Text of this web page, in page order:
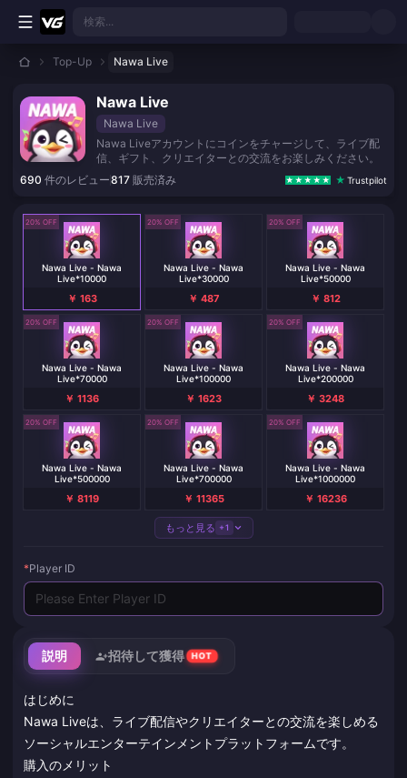
メインコンテンツへスキップ
検索...
Top-Up Nawa Live
Nawa Live
Nawa Live
Nawa Liveアカウントにコインをチャージして、ライブ配
信、ギフト、クリエイターとの交流をお楽しみください。
690 件のレビュー817 販売済み Trustpilot
説明 招待して獲得 HOT
はじめに
Nawa Liveは、ライブ配信やクリエイターとの交流を楽しめる
ソーシャルエンターテインメントプラットフォームです。
購入のメリット
20% OFF
Nawa Live - Nawa
Live*10000
￥ 163
20% OFF
Nawa Live - Nawa
Live*30000
￥ 487
20% OFF
Nawa Live - Nawa
Live*50000
￥ 812
20% OFF
Nawa Live - Nawa
Live*70000
￥ 1136
20% OFF
Nawa Live - Nawa
Live*100000
￥ 1623
20% OFF
Nawa Live - Nawa
Live*200000
￥ 3248
20% OFF
Nawa Live - Nawa
Live*500000
￥ 8119
20% OFF
Nawa Live - Nawa
Live*700000
￥ 11365
20% OFF
Nawa Live - Nawa
Live*1000000
￥ 16236
もっと見る +1
*Player ID